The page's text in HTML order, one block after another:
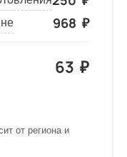
968 ₽
63 ₽
от региона и